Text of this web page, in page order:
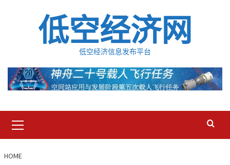
低空经济网
低空经济信息发布平台
Menu
HOME